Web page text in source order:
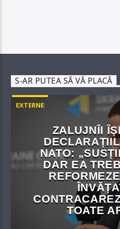
S-AR PUTEA SĂ VĂ PLACĂ
EXTERNE
ZALUJNÎI
NATO:
DAR EA
TOATE